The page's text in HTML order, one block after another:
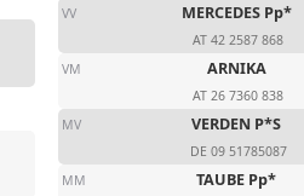
VV MERCEDES Pp*
AT 42 2587 868
VM
ARNIKA
AT 26 7360 838
MV VERDEN P*S
DE 09 51785087
MM
TAUBE Pp*